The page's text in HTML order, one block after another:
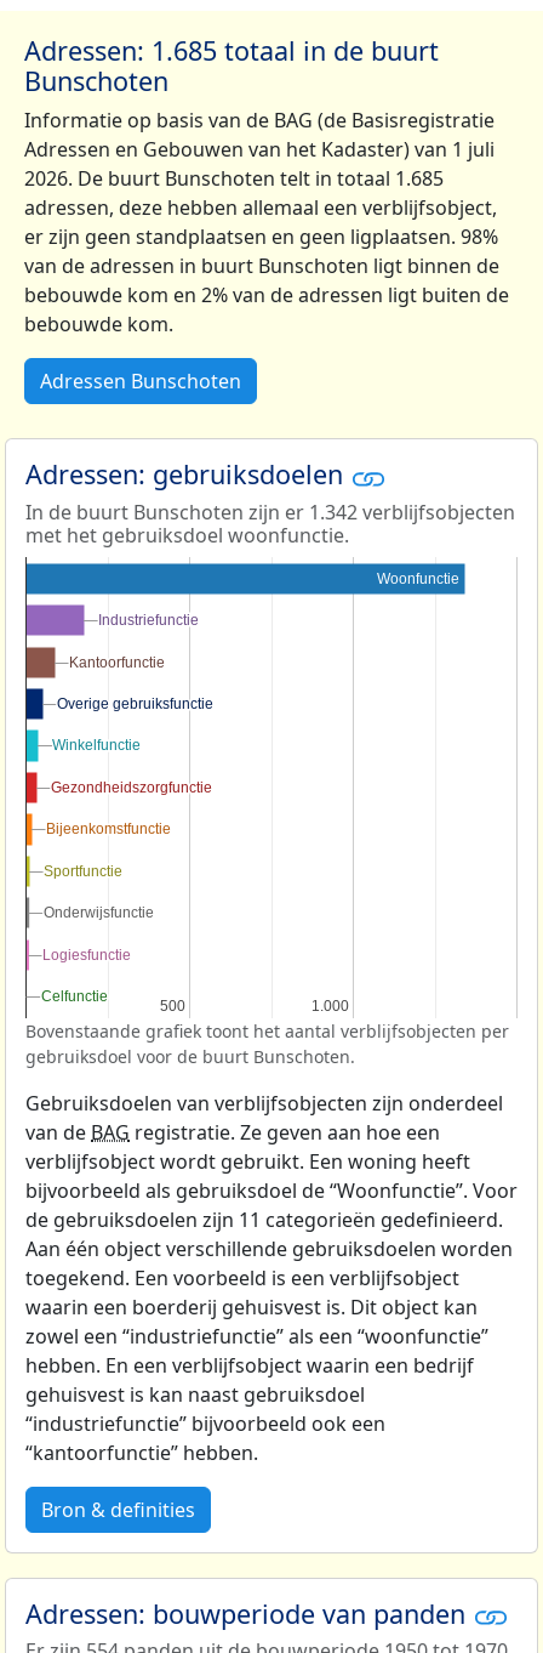
Adressen: 1.685 totaal in de buurt
Bunschoten
Informatie op basis van de BAG (de Basisregistratie
Adressen en Gebouwen van het Kadaster) van 1 juli
2026. De buurt Bunschoten telt in totaal 1.685
adressen, deze hebben allemaal een verblijfsobject,
er zijn geen standplaatsen en geen ligplaatsen. 98%
van de adressen in buurt Bunschoten ligt binnen de
bebouwde kom en 2% van de adressen ligt buiten de
bebouwde kom.
Adressen Bunschoten
Adressen: gebruiksdoelen
In de buurt Bunschoten zijn er 1.342 verblijfsobjecten
met het gebruiksdoel woonfunctie.
500
500 1.000
1.000
Woonfunctie
Industriefunctie
Industriefunctie
Kantoorfunctie
Kantoorfunctie
Overige gebruiksfunctie
Overige gebruiksfunctie
Winkelfunctie
Winkelfunctie
Gezondheidszorgfunctie
Gezondheidszorgfunctie
Bijeenkomstfunctie
Bijeenkomstfunctie
Sportfunctie
Sportfunctie
Onderwijsfunctie
Onderwijsfunctie
Logiesfunctie
Logiesfunctie
Celfunctie
Celfunctie
Bovenstaande grafiek toont het aantal verblijfsobjecten per
gebruiksdoel voor de buurt Bunschoten.
Gebruiksdoelen van verblijfsobjecten zijn onderdeel
van de BAG registratie. Ze geven aan hoe een
verblijfsobject wordt gebruikt. Een woning heeft
bijvoorbeeld als gebruiksdoel de “Woonfunctie”. Voor
de gebruiksdoelen zijn 11 categorieën gedefinieerd.
Aan één object verschillende gebruiksdoelen worden
toegekend. Een voorbeeld is een verblijfsobject
waarin een boerderij gehuisvest is. Dit object kan
zowel een “industriefunctie” als een “woonfunctie”
hebben. En een verblijfsobject waarin een bedrijf
gehuisvest is kan naast gebruiksdoel
“industriefunctie” bijvoorbeeld ook een
“kantoorfunctie” hebben.
Bron & definities
Adressen: bouwperiode van panden